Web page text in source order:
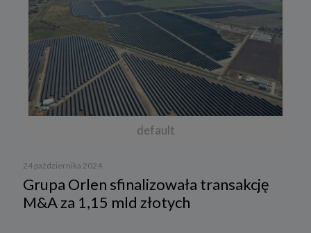
default
24 października 2024
Grupa Orlen sfinalizowała transakcję
M&A za 1,15 mld złotych